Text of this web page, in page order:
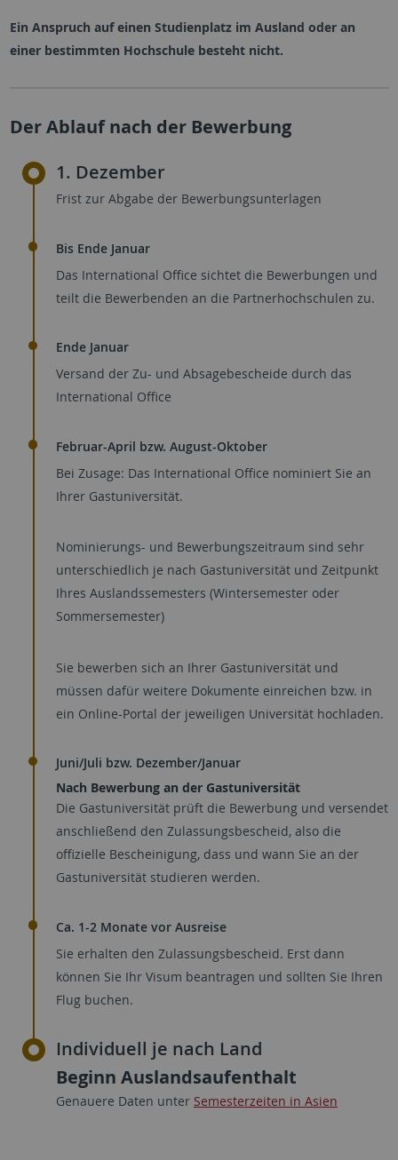
Ein Anspruch auf einen Studienplatz im Ausland oder an
einer bestimmten Hochschule besteht nicht.
Der Ablauf nach der Bewerbung
1. Dezember
Frist zur Abgabe der Bewerbungsunterlagen
Bis Ende Januar
Das International Office sichtet die Bewerbungen und
teilt die Bewerbenden an die Partnerhochschulen zu.
Ende Januar
Versand der Zu- und Absagebescheide durch das
International Office
Februar-April bzw. August-Oktober
Bei Zusage: Das International Office nominiert Sie an
Ihrer Gastuniversität.
Nominierungs- und Bewerbungszeitraum sind sehr
unterschiedlich je nach Gastuniversität und Zeitpunkt
Ihres Auslandssemesters (Wintersemester oder
Sommersemester)
Sie bewerben sich an Ihrer Gastuniversität und
müssen dafür weitere Dokumente einreichen bzw. in
ein Online-Portal der jeweiligen Universität hochladen.
Juni/Juli bzw. Dezember/Januar
Nach Bewerbung an der Gastuniversität
Die Gastuniversität prüft die Bewerbung und versendet
anschließend den Zulassungsbescheid, also die
offizielle Bescheinigung, dass und wann Sie an der
Gastuniversität studieren werden.
Ca. 1-2 Monate vor Ausreise
Sie erhalten den Zulassungsbescheid. Erst dann
können Sie Ihr Visum beantragen und sollten Sie Ihren
Flug buchen.
Individuell je nach Land
Beginn Auslandsaufenthalt
Genauere Daten unter Semesterzeiten in Asien